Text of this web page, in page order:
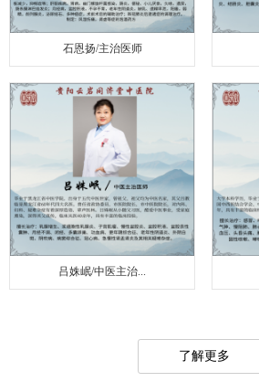
石恩扬/主治医师
吕姝岷/中医主治...
了解更多